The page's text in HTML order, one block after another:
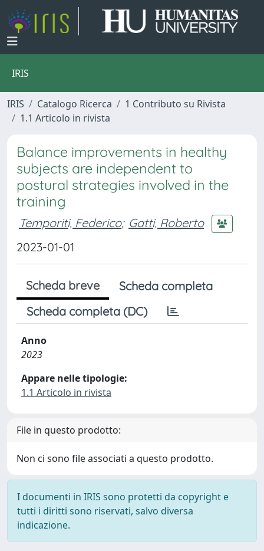
IRIS
IRIS Catalogo Ricerca
1 Contributo su Rivista
1.1 Articolo in rivista
Balance improvements in healthy
subjects are independent to
postural strategies involved in the
training
Temporiti, Federico; Gatti, Roberto
2023-01-01
Scheda breve
Scheda completa
Scheda completa (DC)
Anno
2023
Appare nelle tipologie:
1.1 Articolo in rivista
File in questo prodotto:
Non ci sono file associati a questo prodotto.
I documenti in IRIS sono protetti da copyright e
tutti i diritti sono riservati, salvo diversa
indicazione.